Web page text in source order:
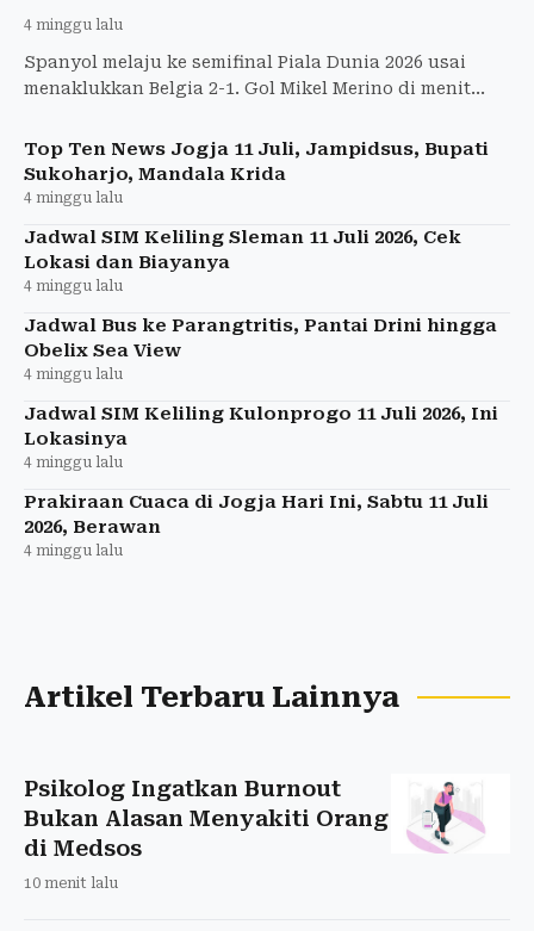
4 minggu lalu
Spanyol melaju ke semifinal Piala Dunia 2026 usai
menaklukkan Belgia 2-1. Gol Mikel Merino di menit
Top Ten News Jogja 11 Juli, Jampidsus, Bupati
Sukoharjo, Mandala Krida
4 minggu lalu
Jadwal SIM Keliling Sleman 11 Juli 2026, Cek
Lokasi dan Biayanya
4 minggu lalu
Jadwal Bus ke Parangtritis, Pantai Drini hingga
Obelix Sea View
4 minggu lalu
Jadwal SIM Keliling Kulonprogo 11 Juli 2026, Ini
Lokasinya
4 minggu lalu
Prakiraan Cuaca di Jogja Hari Ini, Sabtu 11 Juli
2026, Berawan
4 minggu lalu
Artikel Terbaru Lainnya
Psikolog Ingatkan Burnout
Bukan Alasan Menyakiti Orang
di Medsos
10 menit lalu